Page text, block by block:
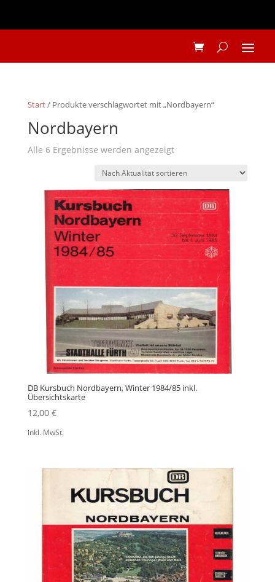
Start/ Produkte verschlagwortet mit „Nordbayern“
Nordbayern
Alle 6 Ergebnisse werden angezeigtNach
sortiert
DB Kursbuch Nordbayern, Winter 1984/85 inkl.
Übersichtskarte
12,00 €
inkl. MwSt.